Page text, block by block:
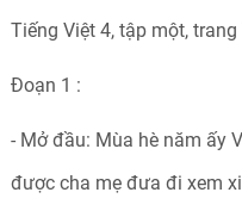
Tiếng Việt 4, tập một, trang
Đoạn 1 :
- Mở đầu: Mùa hè năm ấy
được cha mẹ đưa đi xem